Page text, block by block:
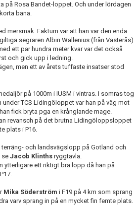
på Rosa Bandet-loppet. Och under lördagen
bana.
mersmak. Faktum var att han var den enda
segraren Albin Wallenius (från Västerås)
ett par hundra meter kvar var det också
och gick upp i ledning.
men ett av årets tuffaste insatser stod
på 1000m i IUSM i vintras. I somras tog
under TCS Lidingöloppet var han på väg mot
fick bryta pga en krånglande mage.
revansch på det brutna Lidingöloppsloppet
plats i P16.
och landsvägslopp på Gotland och
se Jacob Klinths ryggtavla.
ytterligare ett riktigt bra lopp då han på
Mika Söderström i F19 på 4 km som sprang
varv sprang in på en mycket fin femte plats.